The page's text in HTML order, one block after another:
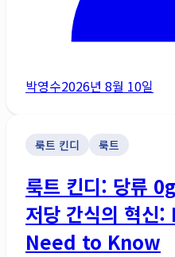
박영수2026년 8월 10일
룩트 킨디 룩트
룩트 킨디: 당류
저당 간식의 혁
Need to Know